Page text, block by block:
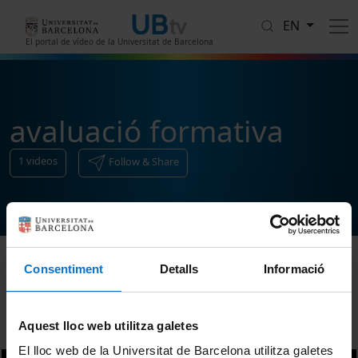
Consentiment Detalls Informació
Aquest lloc web utilitza galetes
El lloc web de la Universitat de Barcelona utilitza galetes
El portal de vídeo de la Universitat de Barcelona
EN
avaluació formativa
1 videos Follow & Share